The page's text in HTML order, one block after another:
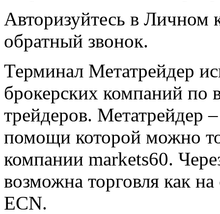
Авторизуйтесь в Личном
обратный звонок.
Терминал Метатрейдер
брокерских компаний
трейдеров. Метатрейдер
помощи которой можно
компании markets60.
возможна торговля как
ECN.